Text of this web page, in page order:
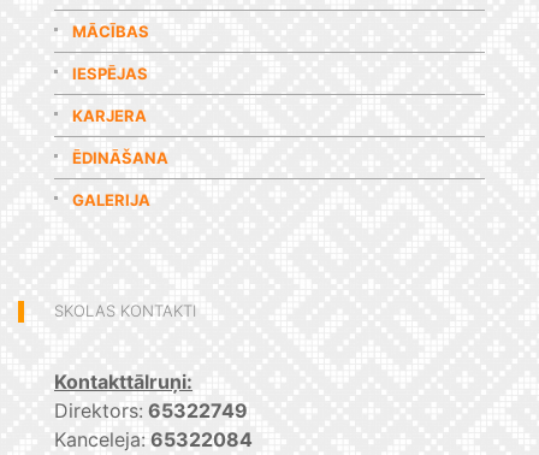
MĀCĪBAS
IESPĒJAS
KARJERA
ĒDINĀŠANA
GALERIJA
SKOLAS KONTAKTI
Kontakttālruņi:
Direktors: 65322749
Kanceleja: 65322084